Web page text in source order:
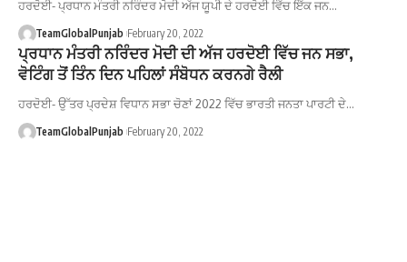
ਹਰਦੋਈ- ਪ੍ਰਧਾਨ ਮੰਤਰੀ ਨਰਿੰਦਰ ਮੋਦੀ ਅੱਜ ਯੂਪੀ ਦੇ ਹਰਦੋਈ ਵਿੱਚ ਇੱਕ ਜਨ…
TeamGlobalPunjab February 20, 2022
ਪ੍ਰਧਾਨ ਮੰਤਰੀ ਨਰਿੰਦਰ ਮੋਦੀ ਦੀ ਅੱਜ ਹਰਦੋਈ ਵਿੱਚ ਜਨ ਸਭਾ,
ਵੋਟਿੰਗ ਤੋਂ ਤਿੰਨ ਦਿਨ ਪਹਿਲਾਂ ਸੰਬੋਧਨ ਕਰਨਗੇ ਰੈਲੀ
ਹਰਦੋਈ- ਉੱਤਰ ਪ੍ਰਦੇਸ਼ ਵਿਧਾਨ ਸਭਾ ਚੋਣਾਂ 2022 ਵਿੱਚ ਭਾਰਤੀ ਜਨਤਾ ਪਾਰਟੀ ਦੇ…
TeamGlobalPunjab February 20, 2022